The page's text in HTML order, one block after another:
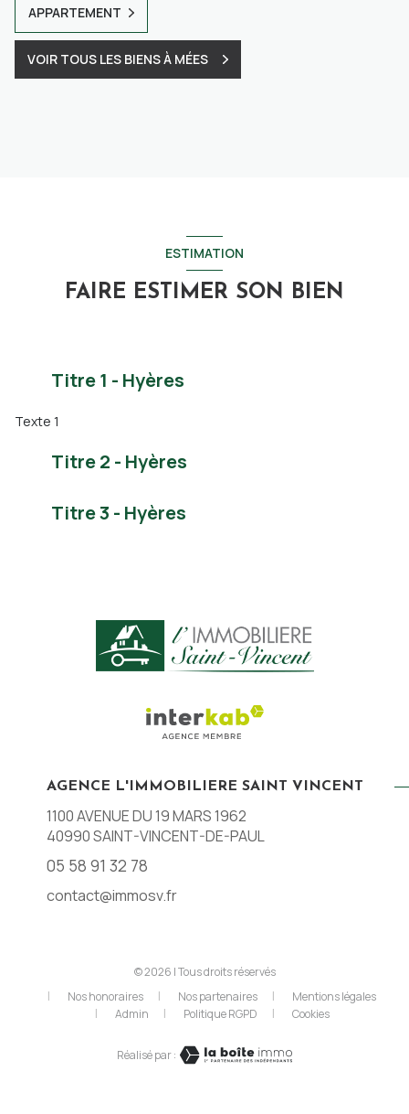
APPARTEMENT
VOIR TOUS LES BIENS À MÉES
ESTIMATION
FAIRE ESTIMER SON BIEN
Titre 1 - Hyères
Texte 1
Titre 2 - Hyères
Titre 3 - Hyères
AGENCE L'IMMOBILIERE SAINT VINCENT
1100 AVENUE DU 19 MARS 1962
40990SAINT-VINCENT-DE-PAUL
05 58 91 32 78
contact@immosv.fr
© 2026 | Tous droits réservés
Nos honoraires
Nos partenaires
Mentions légales
Admin
Politique RGPD Cookies
Réalisé par :